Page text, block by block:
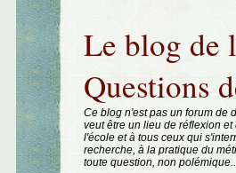
Le blog de
Questions
Ce blog n'est pas un forum de
veut être un lieu de réflexion
l'école et à tous ceux qui
recherche, à la pratique du
toute question, non